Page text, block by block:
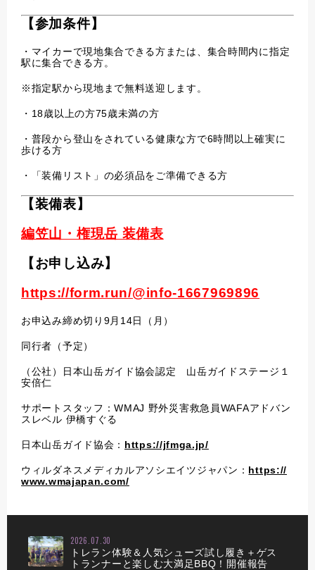
【参加条件】
・マイカーで現地集合できる方または、集合時間内に指定
駅に集合できる方。
※指定駅から現地まで無料送迎します。
・18歳以上の方75歳未満の方
・普段から登山をされている健康な方で6時間以上確実に
歩ける方
・「装備リスト」の必須品をご準備できる方
【装備表】
編笠山・権現岳 装備表
【お申し込み】
https://form.run/@info-1667969896
お申込み締め切り9月14日（月）
同行者（予定）
（公社）日本山岳ガイド協会認定 山岳ガイドステージ１
安倍仁
サポートスタッフ：WMAJ 野外災害救急員WAFAアドバン
スレベル 伊橋すぐる
日本山岳ガイド協会： https://jfmga.jp/
ウィルダネスメディカルアソシエイツジャパン： https://
www.wmajapan.com/
2026.07.30
トレラン体験＆人気シューズ試し履き＋ゲス
トランナーと楽しむ大満足BBQ！開催報告